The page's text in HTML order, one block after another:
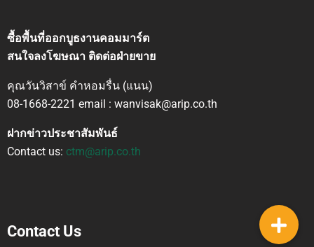
ซื้อพื้นที่ออกบูธงานคอมมาร์ต
สนใจลงโฆษณา ติดต่อฝ่ายขาย
คุณวันวิสาข์ คำหอมรื่น (แนน)
08-1668-2221 email : wanvisak@arip.co.th
ฝากข่าวประชาสัมพันธ์
Contact us: ctm@arip.co.th
Contact Us